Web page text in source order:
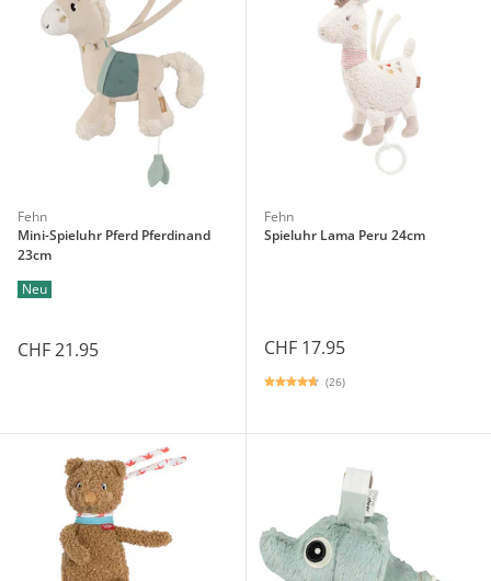
Fehn
Mini-Spieluhr Pferd Pferdinand
23cm
Neu
CHF 21.95
Fehn
Spieluhr Lama Peru 24cm
CHF 17.95
(26)